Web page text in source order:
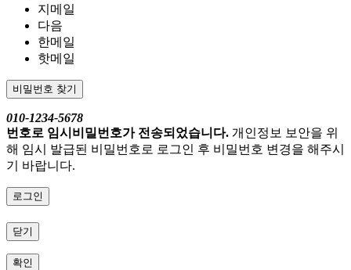
지메일
다음
한메일
핫메일
비밀번호 찾기
010-1234-5678
번호로 임시비밀번호가 전송되었습니다. 개인정보 보안을 위
해 임시 발급된 비밀번호로 로그인 후 비밀번호 변경을 해주시
기 바랍니다.
로그인
닫기
확인